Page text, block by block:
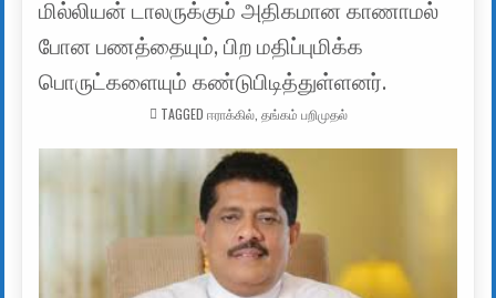
மில்லியன் டாலருக்கும் அதிகமான காணாமல்
போன பணத்தையும், பிற மதிப்புமிக்க
பொருட்களையும் கண்டுபிடித்துள்ளனர்.
TAGGED ஈராக்கில், தங்கம் பறிமுதல்